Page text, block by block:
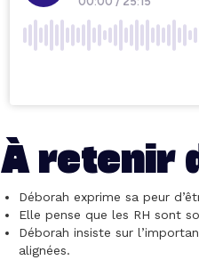
À retenir
Déborah exprime sa peur
Elle pense que les RH sont
Déborah insiste sur
alignées.